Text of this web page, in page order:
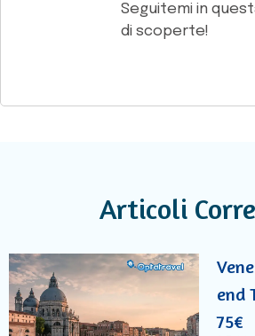
Seguitemi in
di scoperte!
Articoli
end
75€